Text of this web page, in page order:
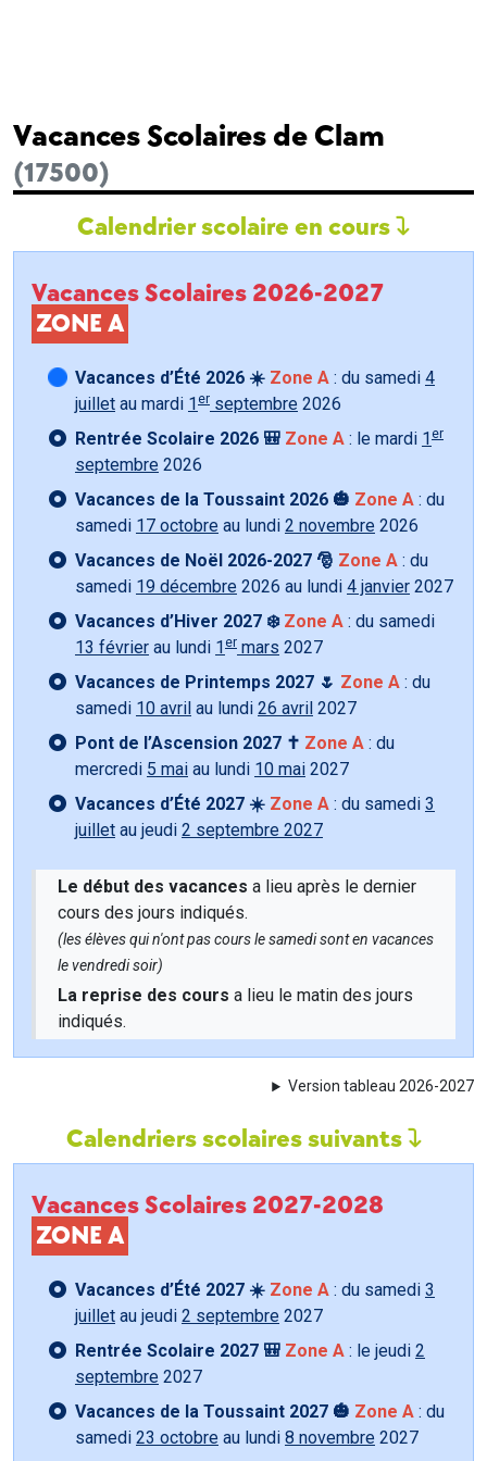
Vacances Scolaires de Clam
(17500)
Calendrier scolaire en cours
Vacances Scolaires 2026-2027
ZONE A
Vacances d’Été 2026 ☀️ Zone A : du samedi 4
juillet au mardi 1 er septembre 2026
Rentrée Scolaire 2026 🎒 Zone A : le mardi 1 er
septembre 2026
Vacances de la Toussaint 2026 🎃 Zone A : du
samedi 17 octobre au lundi 2 novembre 2026
Vacances de Noël 2026-2027 🎅 Zone A : du
samedi 19 décembre 2026 au lundi 4 janvier 2027
Vacances d’Hiver 2027 ❄️ Zone A : du samedi
13 février au lundi 1 er mars 2027
Vacances de Printemps 2027 🌷 Zone A : du
samedi 10 avril au lundi 26 avril 2027
Pont de l’Ascension 2027 ✝️ Zone A : du
mercredi 5 mai au lundi 10 mai 2027
Vacances d’Été 2027 ☀️ Zone A : du samedi 3
juillet au jeudi 2 septembre 2027
Le début des vacances a lieu après le dernier
cours des jours indiqués.
(les élèves qui n'ont pas cours le samedi sont en vacances
le vendredi soir)
La reprise des cours a lieu le matin des jours
indiqués.
Version tableau 2026-2027
Calendriers scolaires suivants
Vacances Scolaires 2027-2028
ZONE A
Vacances d’Été 2027 ☀️ Zone A : du samedi 3
juillet au jeudi 2 septembre 2027
Rentrée Scolaire 2027 🎒 Zone A : le jeudi 2
septembre 2027
Vacances de la Toussaint 2027 🎃 Zone A : du
samedi 23 octobre au lundi 8 novembre 2027